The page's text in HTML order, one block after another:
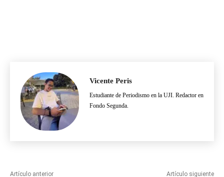
Vicente Peris
Estudiante de Periodismo en la UJI. Redactor en
Fondo Segunda.
Artículo anterior
Artículo siguiente